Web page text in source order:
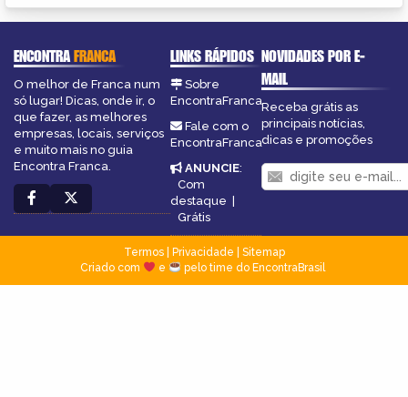
ENCONTRAFRANCA
O melhor de Franca num
só lugar! Dicas, onde ir, o
que fazer, as melhores
empresas, locais, serviços
e muito mais no guia
Encontra Franca.
LINKS RÁPIDOS
Sobre
EncontraFranca
Fale com o
EncontraFranca
ANUNCIE:
Com
destaque |
Grátis
NOVIDADES POR E-
MAIL
Receba grátis as
principais notícias,
dicas e promoções
Termos| Privacidade
Sitemap
Criado com
e pelo time do EncontraBrasil